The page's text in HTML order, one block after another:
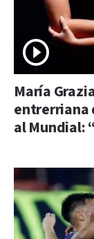
María
entrerriana
al Mundial: